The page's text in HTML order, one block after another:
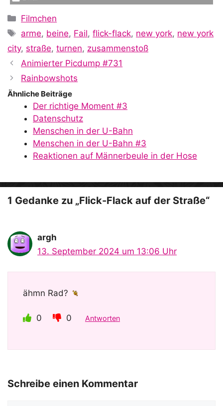
y
V
i
d
e
o
Kategorien
Filmchen
Schlagwörter
arme, beine, Fail,flick-flack, new york, new york
city, straße, turnen, zusammenstoß
Animierter Picdump #731
Rainbowshots
Ähnliche Beiträge
Der richtige Moment #3
Datenschutz
Menschen in der U-Bahn
Menschen in der U-Bahn #3
Reaktionen auf Männerbeule in der Hose
1 Gedanke zu „Flick-Flack auf der Straße“
argh
13. September 2024 um 13:06 Uhr
ähmn Rad?
0 0 Antworten
Schreibe einen Kommentar